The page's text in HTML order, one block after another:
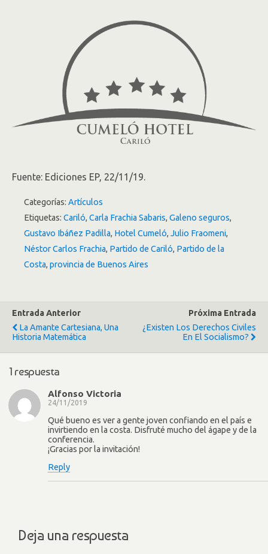
Fuente: Ediciones EP, 22/11/19.
Categorías: Artículos
Etiquetas: Cariló, Carla Frachia Sabaris, Galeno seguros,
Gustavo Ibáñez Padilla, Hotel Cumeló, Julio Fraomeni,
Néstor Carlos Frachia, Partido de Cariló, Partido de la
Costa, provincia de Buenos Aires
Entrada Anterior
La Amante Cartesiana, Una
Historia Matemática
Próxima Entrada
¿Existen Los Derechos Civiles
En El Socialismo?
1 respuesta
Alfonso Victoria
24/11/2019
Qué bueno es ver a gente joven confiando en el país e
invirtiendo en la costa. Disfruté mucho del ágape y de la
conferencia.
¡Gracias por la invitación!
Reply
Deja una respuesta